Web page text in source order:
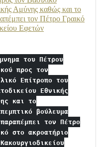
Αμύνης καθώς και το
τον Πέτρο Γραικό
Εφετών
του Πέτρου
προς τον
Επίτροπο του
Εθνικής
και το
βούλευμα
τον Πέτρο
στο ακροατήριο